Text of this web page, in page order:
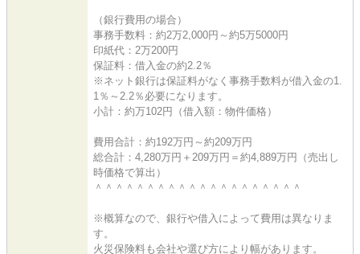
（銀行費用の場合）
事務手数料：約2万2,000円～約5万5000円
印紙代：2万200円
保証料：借入金の約2.2％
※ネット銀行は保証料がなく事務手数料が借入金の1.
1％～2.2％必要になります。
小計：約万102円（借入額：物件価格）
費用合計：約192万円～約209万円
総合計：4,280万円＋209万円＝約4,889万円（売出し
時価格で算出）
＾＾＾＾＾＾＾＾＾＾＾＾＾＾＾＾＾＾＾＾
※概算なので、銀行や借入によって費用は異なりま
す。
火災保険料も会社や選び方により幅があります。